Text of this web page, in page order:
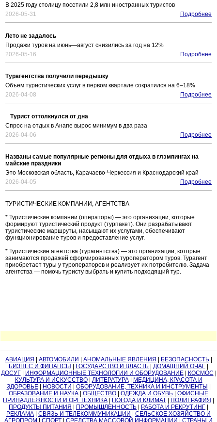
В 2025 году столицу посетили 2,8 млн иностранных туристов
2026-05-31
Подробнее
Лето не задалось
Продажи туров на июнь—август снизились за год на 12%
2026-05-16
Подробнее
Турагентства получили передышку
Объем туристических услуг в первом квартале сократился на 6–18%
2026-04-08
Подробнее
Турист оттолкнулся от дна
Спрос на отдых в Анапе вырос минимум в два раза
2026-04-06
Подробнее
Названы самые популярные регионы для отдыха в глэмпингах на
майские праздники
Это Московская область, Карачаево-Черкессия и Краснодарский край
2026-04-05
Подробнее
ТУРИСТИЧЕСКИЕ КОМПАНИИ, АГЕНТСТВА
* Туристические компании (операторы) — это организации, которые
формируют туристический продукт (турпакет). Они разрабатывают
туристические маршруты, насыщают их услугами, обеспечивают
функционирование туров и предоставление услуг.
* Туристические агентства (турагентства) — это организации, которые
занимаются продажей сформированных туроператором туров. Турагент
приобретает туры у туроператоров и реализует их потребителю. Задача
агентства — помочь туристу выбрать и купить подходящий тур.
АВИАЦИЯ АВТОМОБИЛИ АНОМАЛЬНЫЕ ЯВЛЕНИЯ БЕЗОПАСНОСТЬ|
БИЗНЕС И ФИНАНСЫ
ГОСУДАРСТВО И ВЛАСТЬ ДОМАШНИЙ ОЧАГ
ДОСУГ| ИНФОРМАЦИОННЫЕ ТЕХНОЛОГИИ И ОБОРУДОВАНИЕ| КОСМОС
КУЛЬТУРА И ИСКУССТВО| ЛИТЕРАТУРА|
МЕДИЦИНА, КРАСОТА И
ЗДОРОВЬЕ| НОВОСТИ ОБОРУДОВАНИЕ, ТЕХНИКА И ИНСТРУМЕНТЫ
ОБРАЗОВАНИЕ И НАУКА
ОБЩЕСТВО ОДЕЖДА И ОБУВЬ
ОФИСНЫЕ
ПРИНАДЛЕЖНОСТИ И ОРГТЕХНИКА
ПОГОДА И КЛИМАТ ПОЛИГРАФИЯ
ПРОДУКТЫ ПИТАНИЯ
ПРОМЫШЛЕННОСТЬ РАБОТА И РЕКРУТИНГ
РЕКЛАМА
СВЯЗЬ И ТЕЛЕКОММУНИКАЦИИ
СЕЛЬСКОЕ ХОЗЯЙСТВО И